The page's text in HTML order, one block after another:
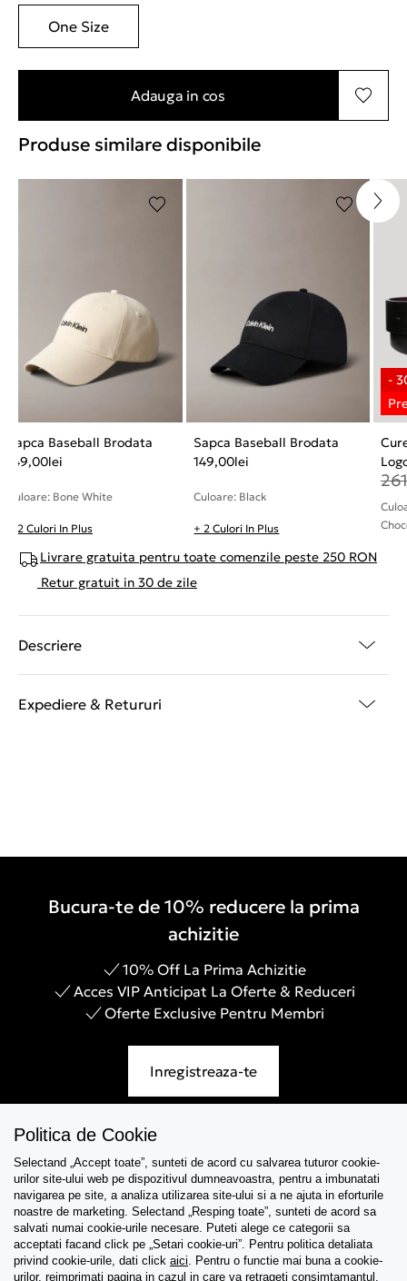
One Size
Adauga in cos
Produse similare disponibile
Sapca Baseball Brodata
149,00lei
Culoare: Bone White
+ 2 Culori In Plus
Sapca Baseball Brodata
149,00lei
Culoare: Black
+ 2 Culori In Plus
Livrare gratuita pentru toate comenzile peste 250 RON
Retur gratuit in 30 de zile
Descriere
Expediere & Retururi
Bucura-te de 10% reducere la prima
achizitie
10% Off La Prima Achizitie
Acces VIP Anticipat La Oferte & Reduceri
Oferte Exclusive Pentru Membri
Inregistreaza-te
Asistenta
Colectii
Tips & Guides
Politica de Cookie
Selectand „Accept toate”, sunteti de acord cu salvarea tuturor cookie-
urilor site-ului web pe dispozitivul dumneavoastra, pentru a imbunatati
navigarea pe site, a analiza utilizarea site-ului si a ne ajuta in eforturile
noastre de marketing. Selectand „Resping toate”, sunteti de acord sa
salvati numai cookie-urile necesare. Puteti alege ce categorii sa
acceptati facand click pe „Setari cookie-uri”. Pentru politica detaliata
privind cookie-urile, dati click aici. Pentru o functie mai buna a cookie-
urilor, reimprimati pagina in cazul in care va retrageti consimtamantul.